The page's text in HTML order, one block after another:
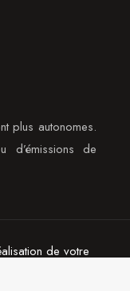
plus autonomes.
d’émissions de
de votre